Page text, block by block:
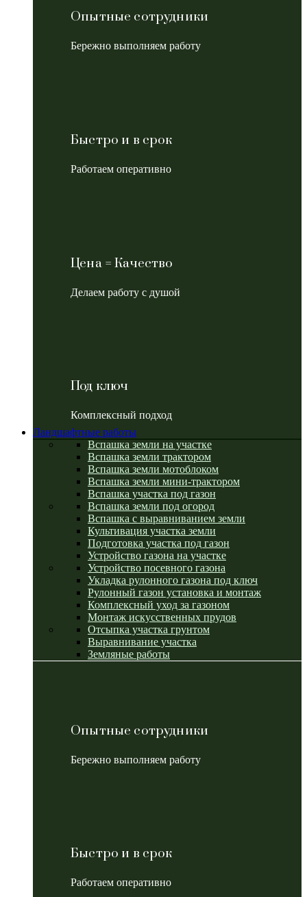
Опытные сотрудники
Бережно выполняем работу
Быстро и в срок
Работаем оперативно
Цена = Качество
Делаем работу с душой
Под ключ
Комплексный подход
Ландшафтные работы
Вспашка земли на участке
Вспашка земли трактором
Вспашка земли мотоблоком
Вспашка земли мини-трактором
Вспашка участка под газон
Вспашка земли под огород
Вспашка с выравниванием земли
Культивация участка земли
Подготовка участка под газон
Устройство газона на участке
Устройство посевного газона
Укладка рулонного газона под ключ
Рулонный газон установка и монтаж
Комплексный уход за газоном
Монтаж искусственных прудов
Отсыпка участка грунтом
Выравнивание участка
Земляные работы
Опытные сотрудники
Бережно выполняем работу
Быстро и в срок
Работаем оперативно